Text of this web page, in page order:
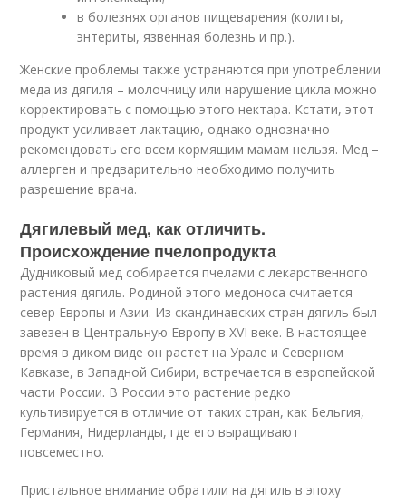
в болезнях органов пищеварения (колиты,
энтериты, язвенная болезнь и пр.).
Женские проблемы также устраняются при употреблении
меда из дягиля – молочницу или нарушение цикла можно
корректировать с помощью этого нектара. Кстати, этот
продукт усиливает лактацию, однако однозначно
рекомендовать его всем кормящим мамам нельзя. Мед –
аллерген и предварительно необходимо получить
разрешение врача.
Дягилевый мед, как отличить.
Происхождение пчелопродукта
Дудниковый мед собирается пчелами с лекарственного
растения дягиль. Родиной этого медоноса считается
север Европы и Азии. Из скандинавских стран дягиль был
завезен в Центральную Европу в XVI веке. В настоящее
время в диком виде он растет на Урале и Северном
Кавказе, в Западной Сибири, встречается в европейской
части России. В России это растение редко
культивируется в отличие от таких стран, как Бельгия,
Германия, Нидерланды, где его выращивают
повсеместно.
Пристальное внимание обратили на дягиль в эпоху